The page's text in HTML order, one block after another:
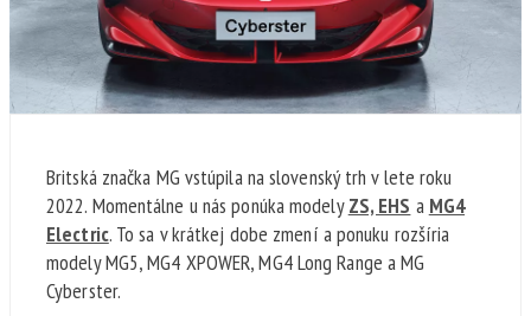
Britská značka MG vstúpila na slovenský trh v lete roku
2022. Momentálne u nás ponúka modelyZS, EHS a MG4
Electric. To sa v krátkej dobe zmení a ponuku rozšíria
modely MG5, MG4 XPOWER, MG4 Long Range a MG
Cyberster.